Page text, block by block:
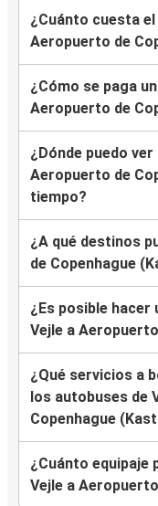
¿Cuánto cuesta
Aeropuerto de
¿Cómo se paga
Aeropuerto de
¿Dónde puedo
Aeropuerto de
tiempo?
¿A qué destinos
de Copenhague
¿Es posible hacer
Vejle a
¿Qué servicios a
los autobuses de
Copenhague
¿Cuánto equipaje
Vejle a